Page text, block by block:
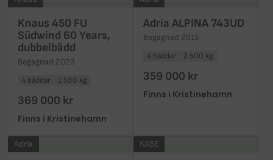
Knaus 450 FU
Südwind 60 Years,
dubbelbädd
Begagnad 2023
4 bäddar 1 500 kg
369 000 kr
Finns i Kristinehamn
Adria ALPINA 743UD
Begagnad 2015
4 bäddar 2 500 kg
359 000 kr
Finns i Kristinehamn
Adria KABE